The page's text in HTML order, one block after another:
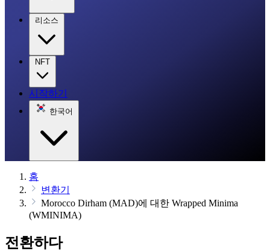
리소스
NFT
시작하기
한국어
홈
변환기
Morocco Dirham (MAD)에 대한 Wrapped Minima
(WMINIMA)
전환하다